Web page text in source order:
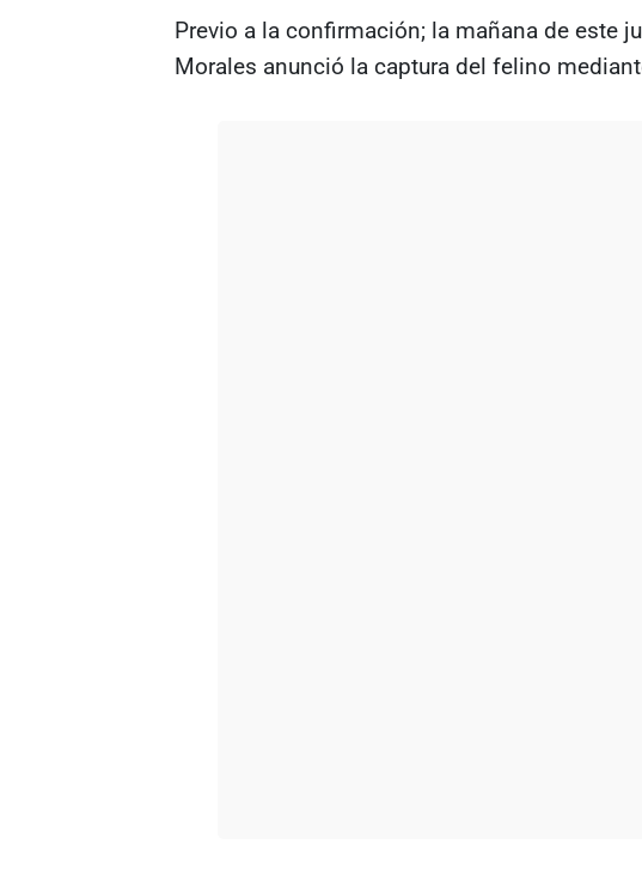
Previo a la confirmación; la mañana de este
Morales anunció la captura del felino